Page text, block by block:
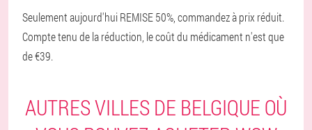
Seulement aujourd'hui REMISE 50%, commandez à prix réduit.
Compte tenu de la réduction, le coût du médicament n'est que
de €39.
AUTRES VILLES DE BELGIQUE OÙ